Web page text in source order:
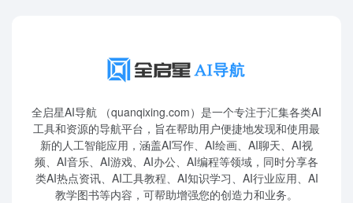
全启星AI导航 （quanqixing.com）是一个专注于汇集各类AI
工具和资源的导航平台，旨在帮助用户便捷地发现和使用最
新的人工智能应用，涵盖AI写作、AI绘画、AI聊天、AI视
频、AI音乐、AI游戏、AI办公、AI编程等领域，同时分享各
类AI热点资讯、AI工具教程、AI知识学习、AI行业应用、AI
教学图书等内容，可帮助增强您的创造力和业务。